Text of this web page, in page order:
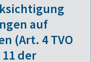
auf
(Art. 4 TVO
der